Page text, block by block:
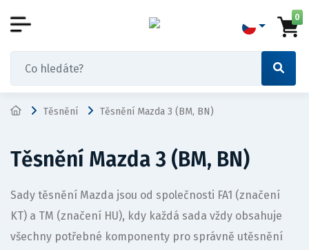
0
Těsnění Těsnění Mazda 3 (BM, BN)
Těsnění Mazda 3 (BM, BN)
Sady těsnění Mazda jsou od společnosti FA1 (značení
KT) a TM (značení HU), kdy každá sada vždy obsahuje
všechny potřebné komponenty pro správně utěsnění